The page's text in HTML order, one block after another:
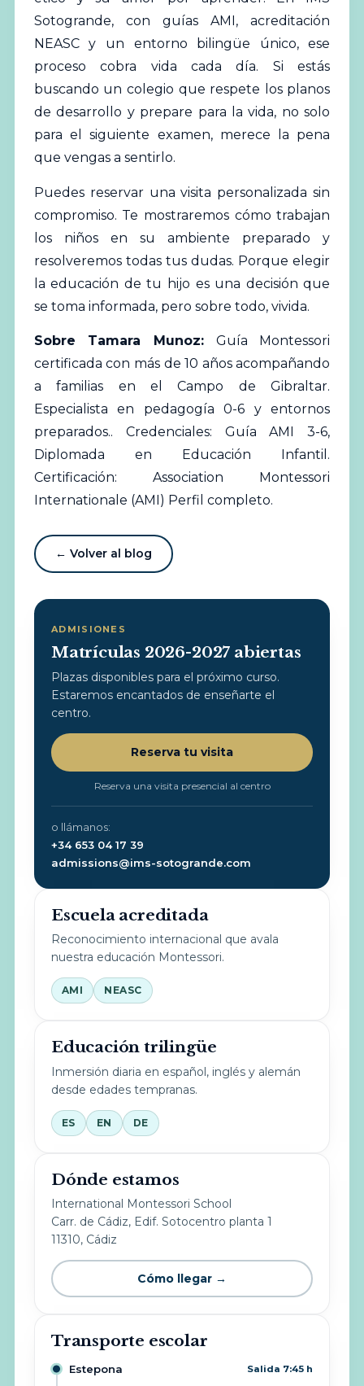
Sotogrande, con guías AMI, acreditación
NEASC y un entorno bilingüe único, ese
proceso cobra vida cada día. Si estás
buscando un colegio que respete los planos
de desarrollo y prepare para la vida, no solo
para el siguiente examen, merece la pena
que vengas a sentirlo.
Puedes reservar una visita personalizada sin
compromiso. Te mostraremos cómo trabajan
los niños en su ambiente preparado y
resolveremos todas tus dudas. Porque elegir
la educación de tu hijo es una decisión que
se toma informada, pero sobre todo, vivida.
Sobre Tamara Munoz: Guía Montessori
certificada con más de 10 años acompañando
a familias en el Campo de Gibraltar.
Especialista en pedagogía 0-6 y entornos
preparados.. Credenciales: Guía AMI 3-6,
Diplomada en Educación Infantil.
Certificación: Association Montessori
Internationale (AMI) Perfil completo.
← Volver al blog
ADMISIONES
Matrículas 2026-2027 abiertas
Plazas disponibles para el próximo curso.
Estaremos encantados de enseñarte el
centro.
Reserva tu visita
Reserva una visita presencial al centro
o llámanos:
+34 653 04 17 39
admissions@ims-sotogrande.com
Escuela acreditada
Reconocimiento internacional que avala
nuestra educación Montessori.
AMI NEASC
Educación trilingüe
Inmersión diaria en español, inglés y alemán
desde edades tempranas.
ES EN DE
Dónde estamos
International Montessori School
Carr. de Cádiz, Edif. Sotocentro planta 1
11310, Cádiz
Cómo llegar →
Transporte escolar
Estepona Salida 7:45 h